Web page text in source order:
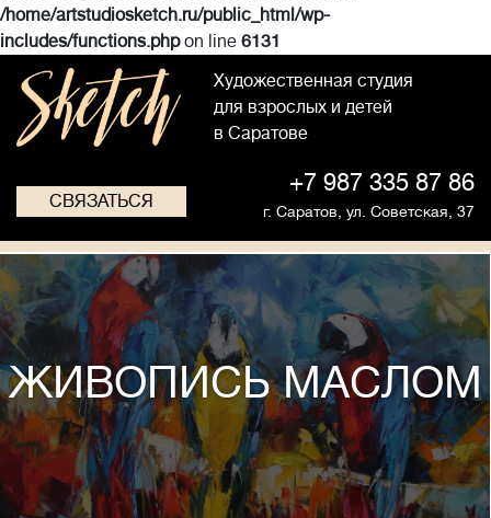
/home/artstudiosketch.ru/public_html/wp-
includes/functions.phpon line 6131
Художественная студия
для взрослых и детей
в Саратове
СВЯЗАТЬСЯ
+7 987 335 87 86
г. Саратов, ул. Советская, 37
ЖИВОПИСЬ МАСЛОМ